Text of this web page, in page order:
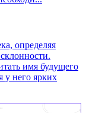
определяя
имя будущего
у него ярких